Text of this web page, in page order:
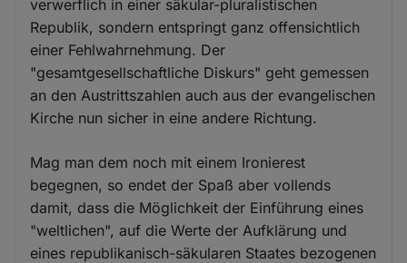
verwerflich in einer säkular-pluralistischen
Republik, sondern entspringt ganz offensichtlich
einer Fehlwahrnehmung. Der
"gesamtgesellschaftliche Diskurs" geht gemessen
an den Austrittszahlen auch aus der evangelischen
Kirche nun sicher in eine andere Richtung.
Mag man dem noch mit einem Ironierest
begegnen, so endet der Spaß aber vollends
damit, dass die Möglichkeit der Einführung eines
"weltlichen", auf die Werte der Aufklärung und
eines republikanisch-säkularen Staates bezogenen